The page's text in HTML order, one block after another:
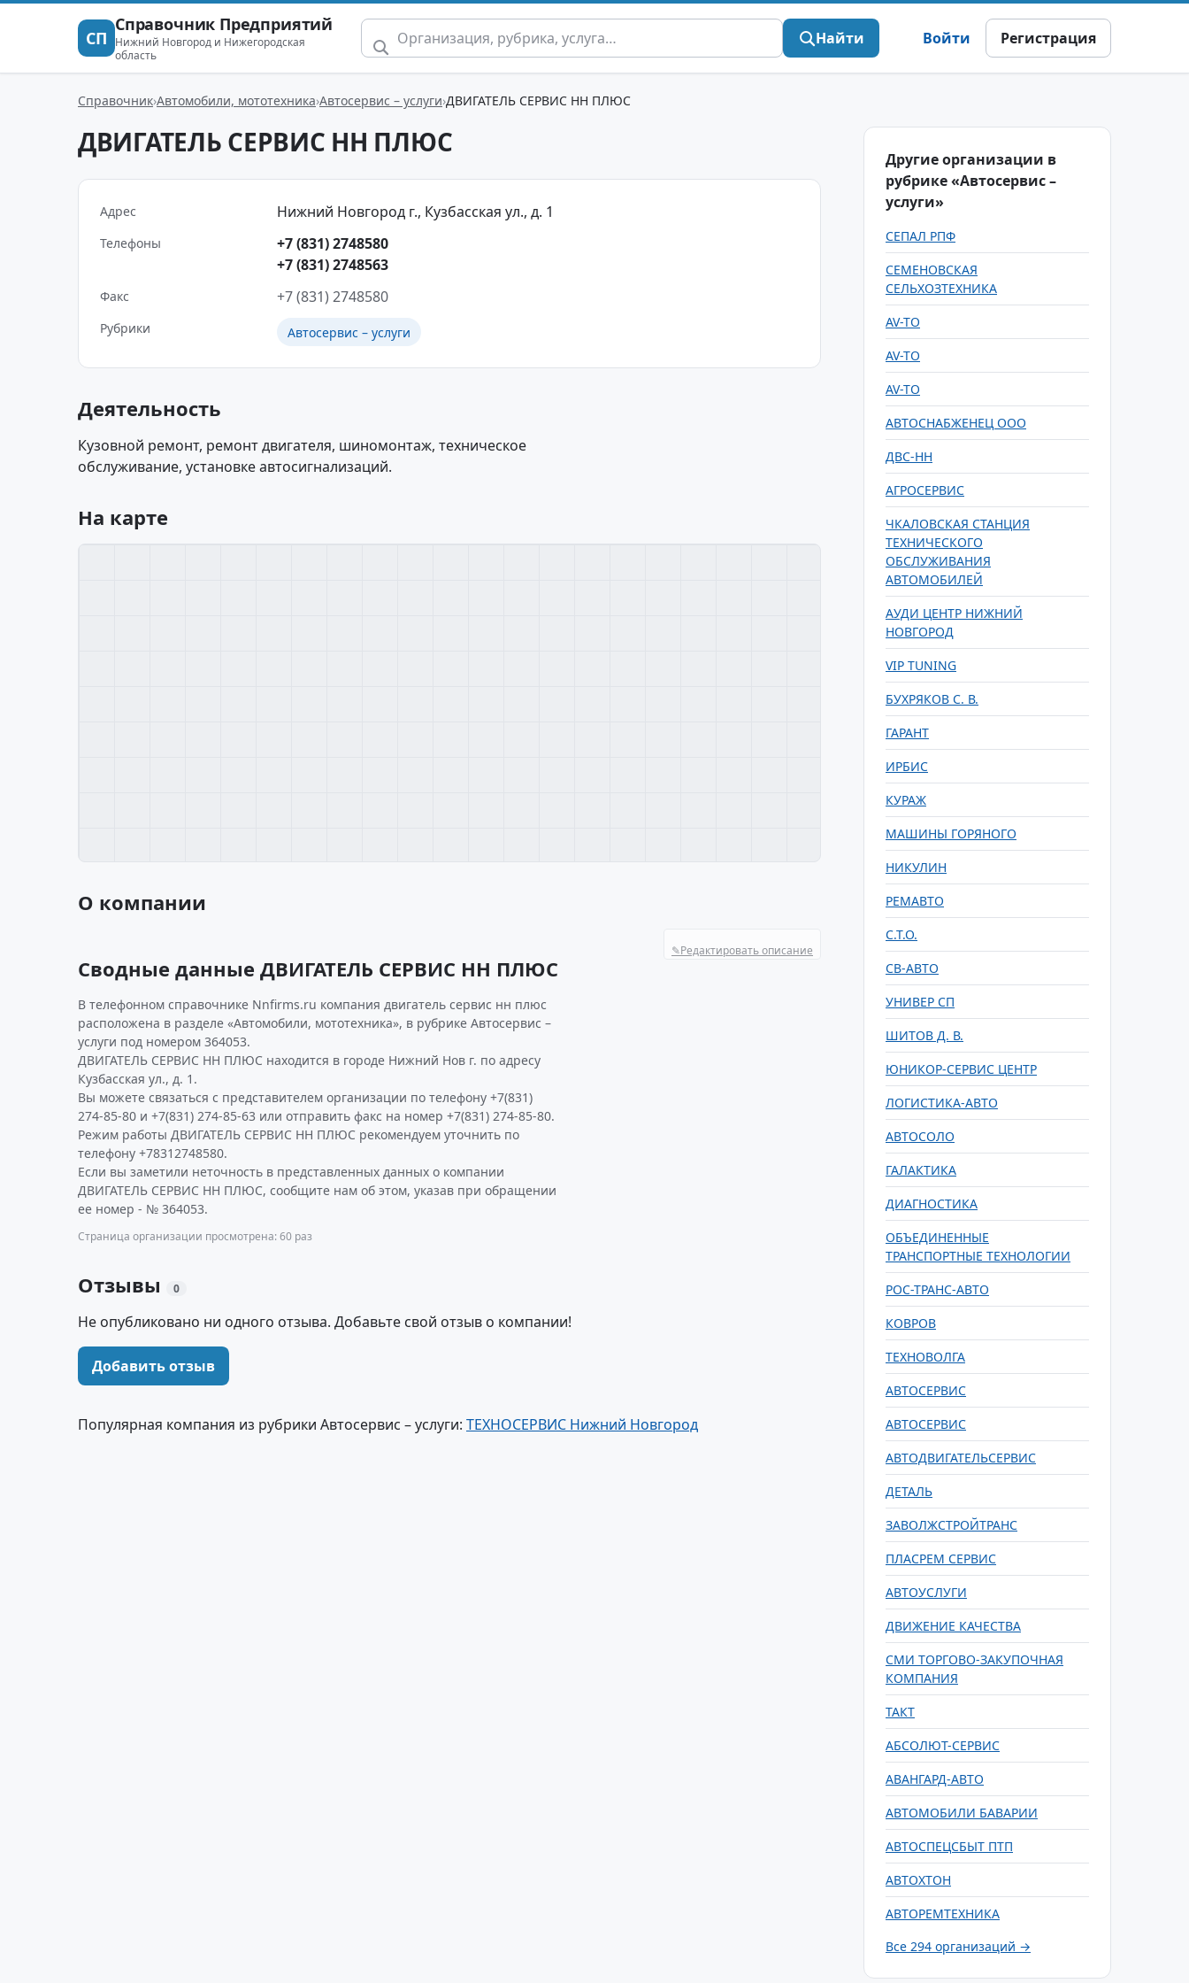
СП
Справочник Предприятий
Нижний Новгород и Нижегородская
область
Найти Войти Регистрация
Справочник Автомобили, мототехника Автосервис – услуги ДВИГАТЕЛЬ СЕРВИС НН ПЛЮС
ДВИГАТЕЛЬ СЕРВИС НН ПЛЮС
Адрес Нижний Новгород г., Кузбасская ул., д. 1
Телефоны
+7 (831) 2748580
+7 (831) 2748563
Факс +7 (831) 2748580
Рубрики Автосервис – услуги
Деятельность
Кузовной ремонт, ремонт двигателя, шиномонтаж, техническое
обслуживание, установке автосигнализаций.
На карте
О компании
✎Редактировать описание
Сводные данные ДВИГАТЕЛЬ СЕРВИС НН ПЛЮС
В телефонном справочнике Nnfirms.ru компания двигатель сервис нн плюс
расположена в разделе «Автомобили, мототехника», в рубрике Автосервис –
услуги под номером 364053.
ДВИГАТЕЛЬ СЕРВИС НН ПЛЮС находится в городе Нижний Нов г. по адресу
Кузбасская ул., д. 1.
Вы можете связаться с представителем организации по телефону +7(831)
274-85-80 и +7(831) 274-85-63 или отправить факс на номер +7(831) 274-85-80.
Режим работы ДВИГАТЕЛЬ СЕРВИС НН ПЛЮС рекомендуем уточнить по
телефону +78312748580.
Если вы заметили неточность в представленных данных о компании
ДВИГАТЕЛЬ СЕРВИС НН ПЛЮС, сообщите нам об этом, указав при обращении
ее номер - № 364053.
Страница организации просмотрена: 60 раз
Отзывы 0
Не опубликовано ни одного отзыва. Добавьте свой отзыв о компании!
Добавить отзыв
Популярная компания из рубрики Автосервис – услуги: ТЕХНОСЕРВИС Нижний Новгород
Другие организации в
рубрике «Автосервис –
услуги»
СЕПАЛ РПФ
СЕМЕНОВСКАЯ
СЕЛЬХОЗТЕХНИКА
AV-TO
AV-TO
AV-TO
АВТОСНАБЖЕНЕЦ ООО
ДВС-НН
АГРОСЕРВИС
ЧКАЛОВСКАЯ СТАНЦИЯ
ТЕХНИЧЕСКОГО
ОБСЛУЖИВАНИЯ
АВТОМОБИЛЕЙ
АУДИ ЦЕНТР НИЖНИЙ
НОВГОРОД
VIP TUNING
БУХРЯКОВ С. В.
ГАРАНТ
ИРБИС
КУРАЖ
МАШИНЫ ГОРЯНОГО
НИКУЛИН
РЕМАВТО
С.Т.О.
СВ-АВТО
УНИВЕР СП
ШИТОВ Д. В.
ЮНИКОР-СЕРВИС ЦЕНТР
ЛОГИСТИКА-АВТО
АВТОСОЛО
ГАЛАКТИКА
ДИАГНОСТИКА
ОБЪЕДИНЕННЫЕ
ТРАНСПОРТНЫЕ ТЕХНОЛОГИИ
РОС-ТРАНС-АВТО
КОВРОВ
ТЕХНОВОЛГА
АВТОСЕРВИС
АВТОСЕРВИС
АВТОДВИГАТЕЛЬСЕРВИС
ДЕТАЛЬ
ЗАВОЛЖСТРОЙТРАНС
ПЛАСРЕМ СЕРВИС
АВТОУСЛУГИ
ДВИЖЕНИЕ КАЧЕСТВА
СМИ ТОРГОВО-ЗАКУПОЧНАЯ
КОМПАНИЯ
ТАКТ
АБСОЛЮТ-СЕРВИС
АВАНГАРД-АВТО
АВТОМОБИЛИ БАВАРИИ
АВТОСПЕЦСБЫТ ПТП
АВТОХТОН
АВТОРЕМТЕХНИКА
Все 294 организаций →